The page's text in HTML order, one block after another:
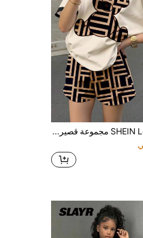
SHEIN Leap Crew مجموعة قصيرة الأكمام للبنات المراهقات 2 قطعة، ملابس علوية وشورت، بطباعة هندسية ودب لطيف، بتصميم بسيط وعفوي، مناسبة للصيف